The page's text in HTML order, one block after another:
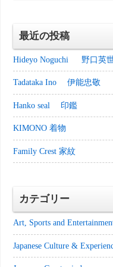
最近の投稿
Hideyo Noguchi 野口英
Tadataka Ino 伊能忠敬
Hanko seal 印鑑
KIMONO 着物
Family Crest 家紋
カテゴリー
Art, Sports and
Japanese Culture &